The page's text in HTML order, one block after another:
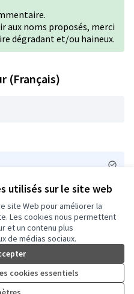
utilisés sur le site web
site Web pour améliorer la
Les cookies nous permettent
et un contenu plus
de médias sociaux.
cookies essentiels
aux noms proposés, merci
dégradant et/ou haineux.
(Français)
Licence
(Lien